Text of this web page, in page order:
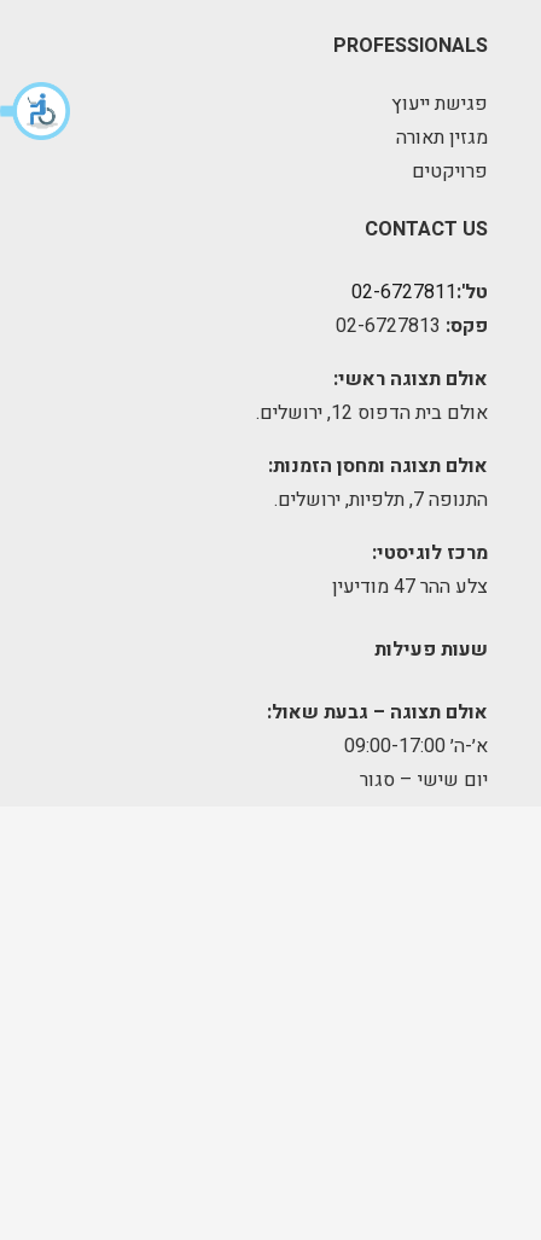
PROFESSIONALS
פגישת ייעוץ
מגזין תאורה
פרויקטים
CONTACT US
טל':02-6727811
פקס:
אולם תצוגה ראשי:
אולם בית הדפוס 12, ירושלים.
אולם תצוגה ומחסן הזמנות:
התנופה 7, תלפיות, ירושלים.
מרכז לוגיסטי:
צלע ההר 47 מודיעין
שעות פעילות
אולם תצוגה – גבעת שאול:
א׳-ה׳ 09:00-17:00
יום שישי – סגור